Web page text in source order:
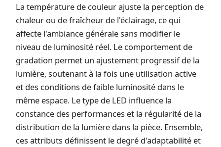
La température de couleur ajuste la perception de
chaleur ou de fraîcheur de l'éclairage, ce qui
affecte l'ambiance générale sans modifier le
niveau de luminosité réel. Le comportement de
gradation permet un ajustement progressif de la
lumière, soutenant à la fois une utilisation active
et des conditions de faible luminosité dans le
même espace. Le type de LED influence la
constance des performances et la régularité de la
distribution de la lumière dans la pièce. Ensemble,
ces attributs définissent le degré d'adaptabilité et